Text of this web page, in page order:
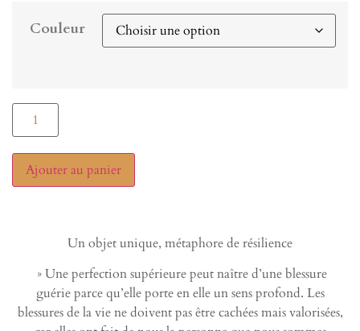
Couleur
Ajouter au panier
Un objet unique, métaphore de résilience
» Une perfection supérieure peut naître d’une blessure
guérie parce qu’elle porte en elle un sens profond. Les
blessures de la vie ne doivent pas être cachées mais valorisées,